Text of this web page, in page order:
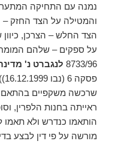
נמנה עם התחיקה
והמטילה על הצד החזק –
הצד החלש – הצרכן,
על ספקים – שלהם
8733/96 לנגברט נ'
שרכשה משקפיים
ראייתה בחנות הלפרין,
הותאמו כנדרש ולא תאמו
מורשה על פי דין לבצע